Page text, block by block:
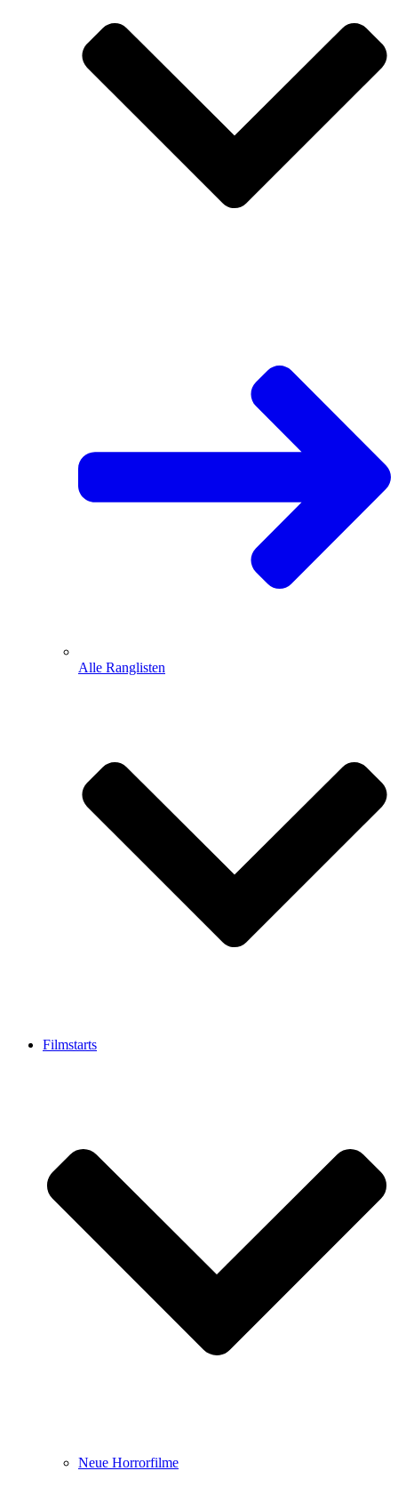
Alle Ranglisten
Filmstarts
Neue Horrorfilme